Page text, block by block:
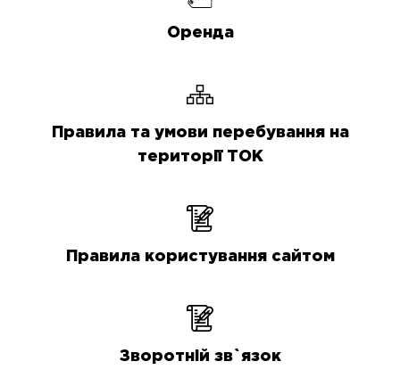
Оренда
Правила та умови перебування на
території ТОК
Правила користування сайтом
Зворотній зв`язок